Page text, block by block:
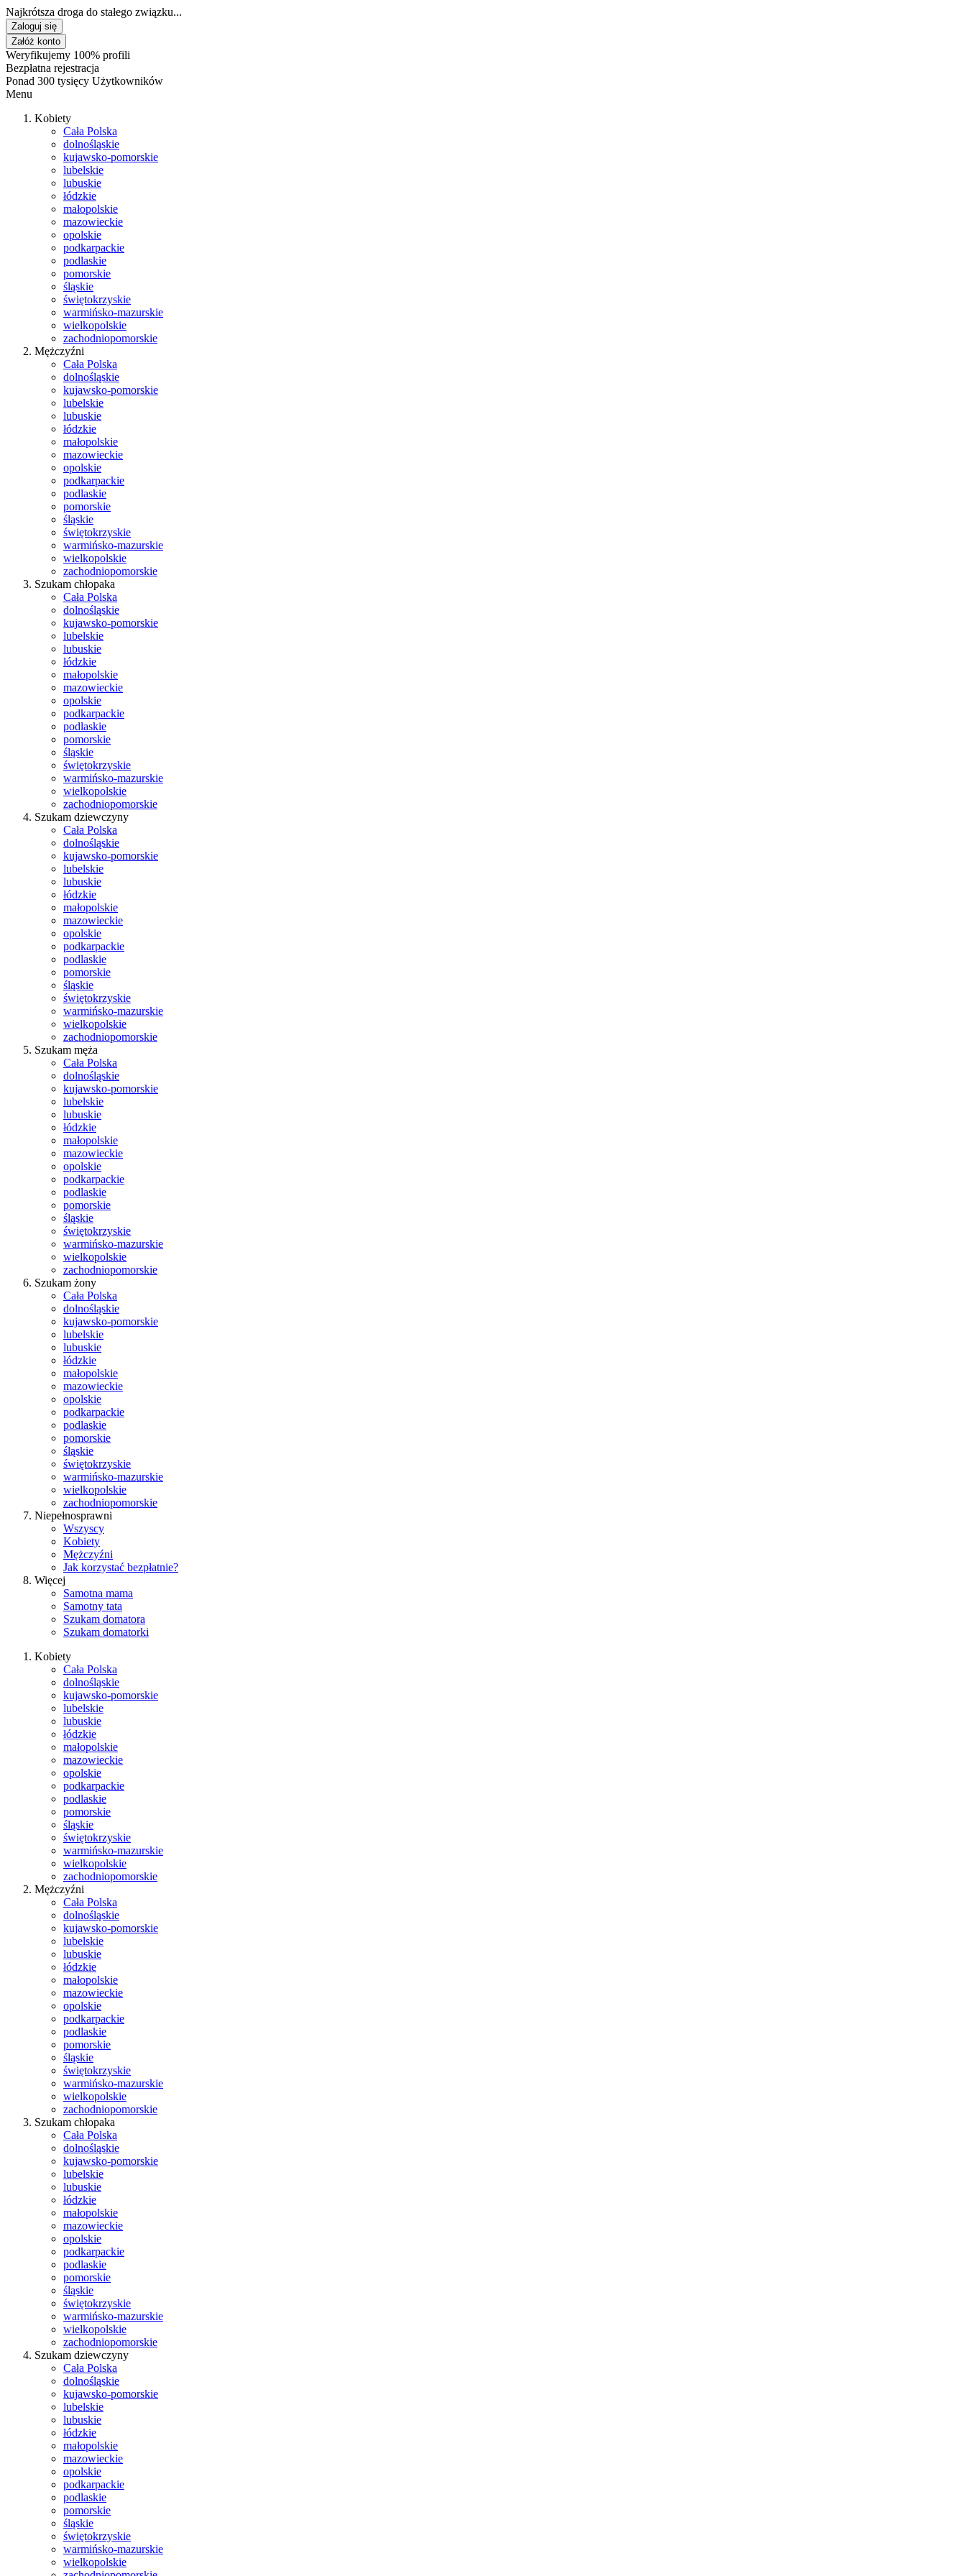
Najkrótsza droga do stałego związku...
Zaloguj się
Załóż konto
Weryfikujemy 100% profili
Bezpłatna rejestracja
Ponad 300 tysięcy Użytkowników
Menu
Kobiety
Cała Polska
dolnośląskie
kujawsko-pomorskie
lubelskie
lubuskie
łódzkie
małopolskie
mazowieckie
opolskie
podkarpackie
podlaskie
pomorskie
śląskie
świętokrzyskie
warmińsko-mazurskie
wielkopolskie
zachodniopomorskie
Mężczyźni
Cała Polska
dolnośląskie
kujawsko-pomorskie
lubelskie
lubuskie
łódzkie
małopolskie
mazowieckie
opolskie
podkarpackie
podlaskie
pomorskie
śląskie
świętokrzyskie
warmińsko-mazurskie
wielkopolskie
zachodniopomorskie
Szukam chłopaka
Cała Polska
dolnośląskie
kujawsko-pomorskie
lubelskie
lubuskie
łódzkie
małopolskie
mazowieckie
opolskie
podkarpackie
podlaskie
pomorskie
śląskie
świętokrzyskie
warmińsko-mazurskie
wielkopolskie
zachodniopomorskie
Szukam dziewczyny
Cała Polska
dolnośląskie
kujawsko-pomorskie
lubelskie
lubuskie
łódzkie
małopolskie
mazowieckie
opolskie
podkarpackie
podlaskie
pomorskie
śląskie
świętokrzyskie
warmińsko-mazurskie
wielkopolskie
zachodniopomorskie
Szukam męża
Cała Polska
dolnośląskie
kujawsko-pomorskie
lubelskie
lubuskie
łódzkie
małopolskie
mazowieckie
opolskie
podkarpackie
podlaskie
pomorskie
śląskie
świętokrzyskie
warmińsko-mazurskie
wielkopolskie
zachodniopomorskie
Szukam żony
Cała Polska
dolnośląskie
kujawsko-pomorskie
lubelskie
lubuskie
łódzkie
małopolskie
mazowieckie
opolskie
podkarpackie
podlaskie
pomorskie
śląskie
świętokrzyskie
warmińsko-mazurskie
wielkopolskie
zachodniopomorskie
Niepełnosprawni
Wszyscy
Kobiety
Mężczyźni
Jak korzystać bezpłatnie?
Więcej
Samotna mama
Samotny tata
Szukam domatora
Szukam domatorki
Kobiety
Cała Polska
dolnośląskie
kujawsko-pomorskie
lubelskie
lubuskie
łódzkie
małopolskie
mazowieckie
opolskie
podkarpackie
podlaskie
pomorskie
śląskie
świętokrzyskie
warmińsko-mazurskie
wielkopolskie
zachodniopomorskie
Mężczyźni
Cała Polska
dolnośląskie
kujawsko-pomorskie
lubelskie
lubuskie
łódzkie
małopolskie
mazowieckie
opolskie
podkarpackie
podlaskie
pomorskie
śląskie
świętokrzyskie
warmińsko-mazurskie
wielkopolskie
zachodniopomorskie
Szukam chłopaka
Cała Polska
dolnośląskie
kujawsko-pomorskie
lubelskie
lubuskie
łódzkie
małopolskie
mazowieckie
opolskie
podkarpackie
podlaskie
pomorskie
śląskie
świętokrzyskie
warmińsko-mazurskie
wielkopolskie
zachodniopomorskie
Szukam dziewczyny
Cała Polska
dolnośląskie
kujawsko-pomorskie
lubelskie
lubuskie
łódzkie
małopolskie
mazowieckie
opolskie
podkarpackie
podlaskie
pomorskie
śląskie
świętokrzyskie
warmińsko-mazurskie
wielkopolskie